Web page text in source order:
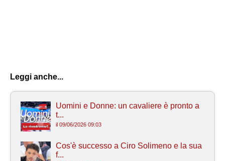
Leggi anche...
Uomini e Donne: un cavaliere è pronto a
t...
il 09/06/2026 09:03
Cos'è successo a Ciro Solimeno e la sua
f...